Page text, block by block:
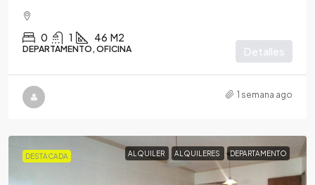
0 1 46 M2
DEPARTAMENTO, OFICINA Detalles
1 semana ago
DESTACADA ALQUILER ALQUILERES DEPARTAMENTO